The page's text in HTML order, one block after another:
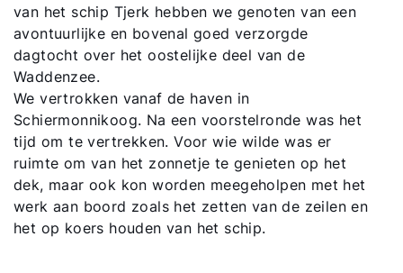
van het schip Tjerk hebben we genoten van een
avontuurlijke en bovenal goed verzorgde
dagtocht over het oostelijke deel van de
Waddenzee.
We vertrokken vanaf de haven in
Schiermonnikoog. Na een voorstelronde was het
tijd om te vertrekken. Voor wie wilde was er
ruimte om van het zonnetje te genieten op het
dek, maar ook kon worden meegeholpen met het
werk aan boord zoals het zetten van de zeilen en
het op koers houden van het schip.